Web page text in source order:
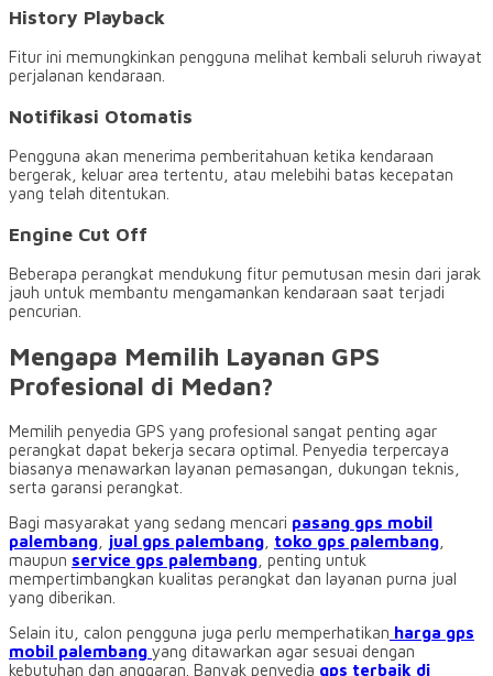
History Playback
Fitur ini memungkinkan pengguna melihat kembali seluruh riwayat
perjalanan kendaraan.
Notifikasi Otomatis
Pengguna akan menerima pemberitahuan ketika kendaraan
bergerak, keluar area tertentu, atau melebihi batas kecepatan
yang telah ditentukan.
Engine Cut Off
Beberapa perangkat mendukung fitur pemutusan mesin dari jarak
jauh untuk membantu mengamankan kendaraan saat terjadi
pencurian.
Mengapa Memilih Layanan GPS
Profesional di Medan?
Memilih penyedia GPS yang profesional sangat penting agar
perangkat dapat bekerja secara optimal. Penyedia terpercaya
biasanya menawarkan layanan pemasangan, dukungan teknis,
serta garansi perangkat.
Bagi masyarakat yang sedang mencari pasang gps mobil
palembang
jual gps palembang toko gps palembang
maupun service gps palembang , penting untuk
mempertimbangkan kualitas perangkat dan layanan purna jual
yang diberikan.
Selain itu, calon pengguna juga perlu memperhatikan harga gps
mobil palembang yang ditawarkan agar sesuai dengan
kebutuhan dan anggaran. Banyak penyedia gps terbaik di